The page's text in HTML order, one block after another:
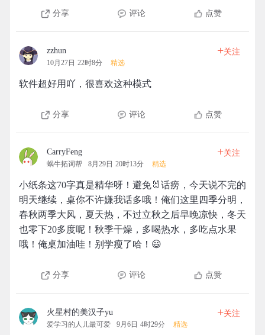
分享 评论 点赞
zzhun
10月27日 22时8分 精选
+关注
软件超好用吖，很喜欢这种模式
分享 评论 点赞
CarryFeng
蜗牛拓词帮 8月29日 20时13分 精选
+关注
小纸条这70字真是精华呀！避免🐰话痨，今天说不完的
明天继续，桌你不许嫌我话多哦！俺们这里四季分明，
春秋两季大风，夏天热，不过立秋之后早晚凉快，冬天
也零下20多度呢！秋季干燥，多喝热水，多吃点水果
哦！俺桌加油哇！别学瘦了哈！😃
分享 评论 点赞
火星村的美汉子yu
爱学习的人儿最可爱 9月6日 4时29分 精选
+关注